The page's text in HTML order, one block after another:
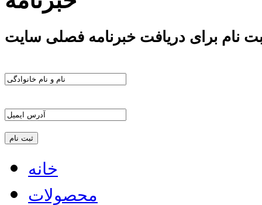
نام برای دریافت خبرنامه فصلی سایت
خانه
محصولات